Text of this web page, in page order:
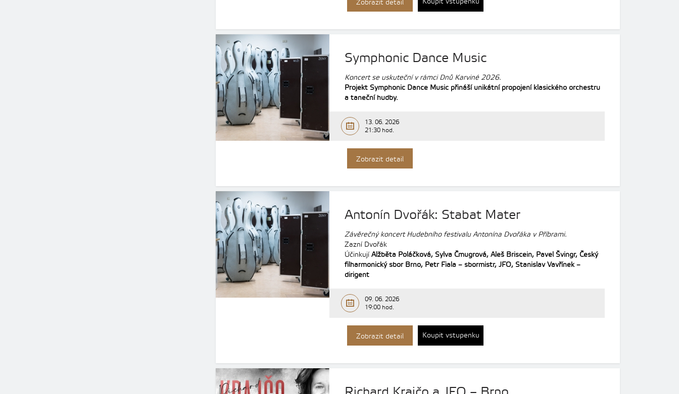
Zobrazit detail
Symphonic Dance Music
Koncert se uskuteční v rámci Dnů Karviné 2026.
Projekt Symphonic Dance Music přináší unikátní propojení klasického orchestru
a taneční hudby.
13. 06. 2026
21:30 hod.
Zobrazit detail
Antonín Dvořák: Stabat Mater
Závěrečný koncert Hudebního festivalu Antonína Dvořáka v Příbrami.
Zazní Dvořák
Účinkují Alžběta Poláčková, Sylva Čmugrová, Aleš Briscein, Pavel Švingr, Český
filharmonický sbor Brno, Petr Fiala – sbormistr, JFO, Stanislav Vavřínek –
dirigent
09. 06. 2026
19:00 hod.
Zobrazit detail Koupit vstupenku